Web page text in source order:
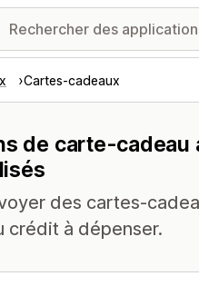
Cartes-cadeaux
de carte-
des cartes-
crédit à dépenser.